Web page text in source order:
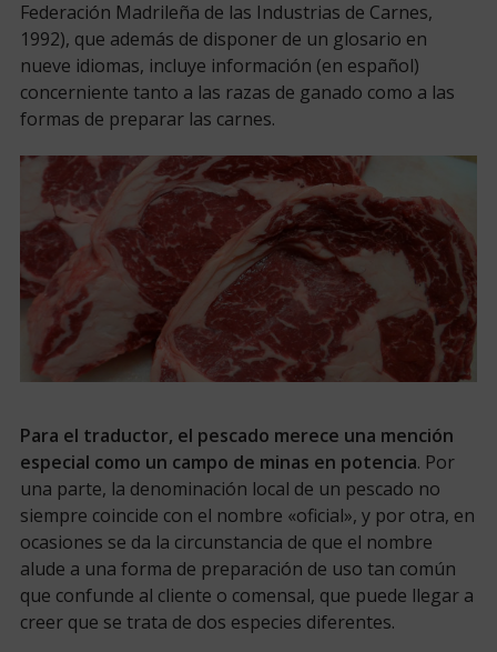
Federación Madrileña de las Industrias de Carnes,
1992), que además de disponer de un glosario en
nueve idiomas, incluye información (en español)
concerniente tanto a las razas de ganado como a las
formas de preparar las carnes.
Para el traductor, el pescado merece una mención
especial como un campo de minas en potencia. Por
una parte, la denominación local de un pescado no
siempre coincide con el nombre «oficial», y por otra, en
ocasiones se da la circunstancia de que el nombre
alude a una forma de preparación de uso tan común
que confunde al cliente o comensal, que puede llegar a
creer que se trata de dos especies diferentes.